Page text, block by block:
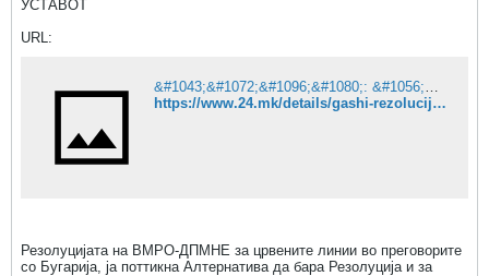
УСТАВОТ
URL:
&#1043;&#1072;&#1096;&#1080;: &#1056;&#1077;&#1079;&#1086;&#1083;&#1091;&#1094;&#1080;&#1112;&#1072; &#1079;&#1072; &#1087;&#1088;&#1086;&#1084;&#1077;&#1085;&#1072; &#1085;&#1072; &#1072;&#1083;&#1073;&#1072;&#1085;&#1089;&#1082;&#1080;&#1086;&#1090; &#1112;&#1072;&#1079;&#1080;&#1082; &#1074;&#1086; &#1059;&#1089;&#1090;&#1072;&#1074;&#1086;&#1090;
https://www.24.mk/details/gashi-rezolucija-za-promena-na-albanskiot-jazik-vo-ustavot
Резолуцијата на ВМРО-ДПМНЕ за црвените линии во преговорите
со Бугарија, ја поттикна Алтернатива да бара Резолуција и за